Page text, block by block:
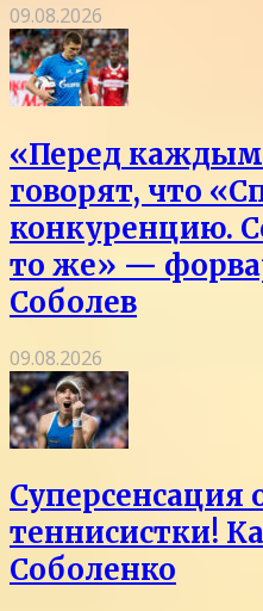
09.08.2026
«Перед каждым
говорят, что
конкуренцию.
то же» —
Соболев
09.08.2026
Суперсенсация
теннисистки!
Соболенко